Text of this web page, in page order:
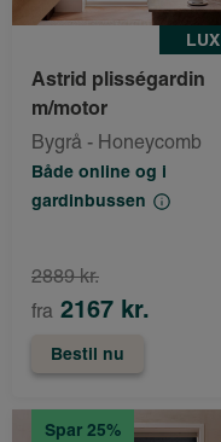
LUX
Astrid plisségardin
m/motor
Bygrå - Honeycomb
Både online og i
gardinbussen
fra 2167 kr.
2889 kr.
Bestil nu
Spar 25%